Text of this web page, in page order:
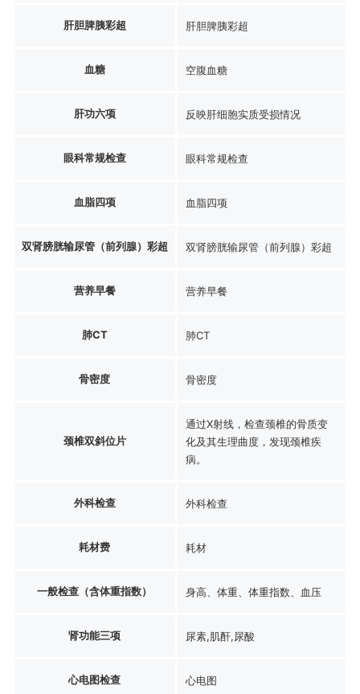
肝胆脾胰彩超 肝胆脾胰彩超
血糖 空腹血糖
肝功六项 反映肝细胞实质受损情况
眼科常规检查 眼科常规检查
血脂四项 血脂四项
双肾膀胱输尿管（前列腺）彩超 双肾膀胱输尿管（前列腺）彩超
营养早餐 营养早餐
肺CT 肺CT
骨密度 骨密度
颈椎双斜位片
通过X射线，检查颈椎的骨质变
化及其生理曲度，发现颈椎疾
病。
外科检查 外科检查
耗材费 耗材
一般检查（含体重指数） 身高、体重、体重指数、血压
肾功能三项 尿素,肌酐,尿酸
心电图检查 心电图